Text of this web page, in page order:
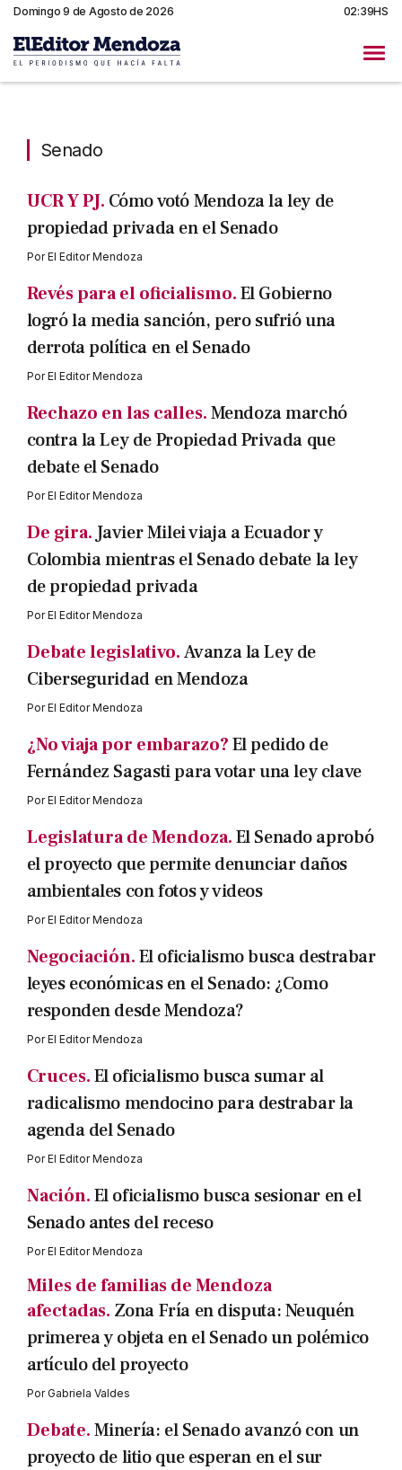
Domingo 9 de Agosto de 2026 02:39HS
Senado
UCR Y PJ. Cómo votó Mendoza la ley de
propiedad privada en el Senado
PorEl Editor Mendoza
Revés para el oficialismo.El Gobierno
logró la media sanción, pero sufrió una
derrota política en el Senado
PorEl Editor Mendoza
Rechazo en las calles.Mendoza marchó
contra la Ley de Propiedad Privada que
debate el Senado
PorEl Editor Mendoza
De gira. Javier Milei viaja a Ecuador y
Colombia mientras el Senado debate la ley
de propiedad privada
PorEl Editor Mendoza
Debate legislativo.Avanza la Ley de
Ciberseguridad en Mendoza
PorEl Editor Mendoza
¿No viaja por embarazo?El pedido de
Fernández Sagasti para votar una ley clave
PorEl Editor Mendoza
Legislatura de Mendoza.El Senado aprobó
el proyecto que permite denunciar daños
ambientales con fotos y videos
PorEl Editor Mendoza
Negociación.El oficialismo busca destrabar
leyes económicas en el Senado: ¿Como
responden desde Mendoza?
PorEl Editor Mendoza
Cruces.El oficialismo busca sumar al
radicalismo mendocino para destrabar la
agenda del Senado
PorEl Editor Mendoza
Nación.El oficialismo busca sesionar en el
Senado antes del receso
PorEl Editor Mendoza
Miles de familias de Mendoza
afectadas. Zona Fría en disputa: Neuquén
primerea y objeta en el Senado un polémico
artículo del proyecto
PorGabriela Valdes
Debate.Minería: el Senado avanzó con un
proyecto de litio que esperan en el sur